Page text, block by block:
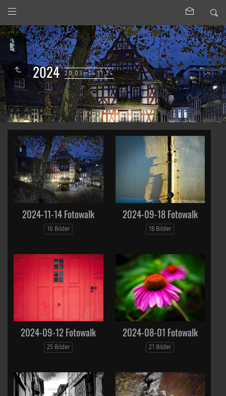
2024 20.03—14.11.24
2024-11-14 Fotowalk
10 Bilder
2024-09-18 Fotowalk
18 Bilder
2024-09-12 Fotowalk
25 Bilder
2024-08-01 Fotowalk
21 Bilder